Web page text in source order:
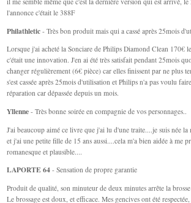
l'annonce c'était le 388F
Philathletic - Très bon produit mais qui a cassé après 25mois
Lorsque j'ai acheté la Sonciare de Philips Diamond Clean 170€
c'était une innovation. J'en ai été très satisfait pendant 25mois
changer régulièrement (6€ pièce) car elles finissent par ne plus
s'est cassée après 25mois d'utilisation et Philips n'a pas voulu
réparation car dépassée depuis un mois.
Yllenne - Très bonne soirée en compagnie de vos personnages..
J'ai beaucoup aimé ce livre que j'ai lu d'une traite....je suis née la
et j'ai une petite fille de 15 ans aussi....cela m'a bien aidée à me
romanesque et plausible....
LAPORTE 64 - Sensation de propre garantie
Produit de qualité, son minuteur de deux minutes arrête la
Le brossage est doux, et efficace. Mes gencives ont été